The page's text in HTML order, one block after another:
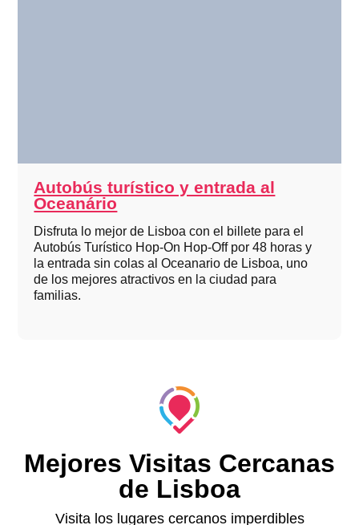
Autobús turístico y entrada al
Oceanário
Disfruta lo mejor de Lisboa con el billete para el
Autobús Turístico Hop-On Hop-Off por 48 horas y
la entrada sin colas al Oceanario de Lisboa, uno
de los mejores atractivos en la ciudad para
familias.
Mejores Visitas Cercanas
de Lisboa
Visita los lugares cercanos imperdibles